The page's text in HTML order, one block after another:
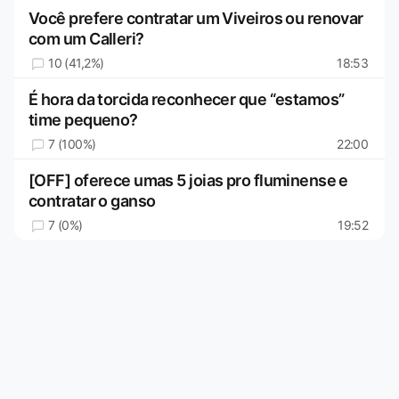
Você prefere contratar um Viveiros ou renovar
com um Calleri?
10 (41,2%) 18:53
É hora da torcida reconhecer que “estamos”
time pequeno?
7 (100%) 22:00
[OFF] oferece umas 5 joias pro fluminense e
contratar o ganso
7 (0%) 19:52